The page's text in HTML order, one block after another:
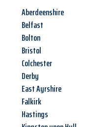
Aberdeenshire
Belfast
Bolton
Bristol
Colchester
Derby
East Ayrshire
Falkirk
Hastings